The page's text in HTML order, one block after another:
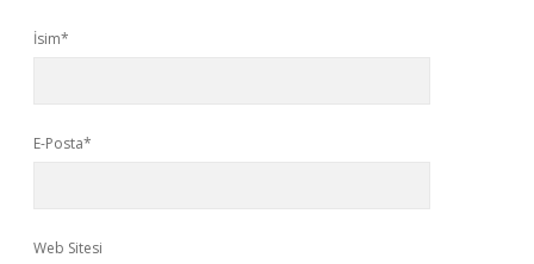
İsim*
E-Posta*
Web Sitesi